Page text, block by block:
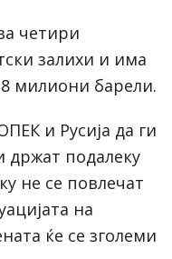
четири
залихи и има
милиони барели.
и Русија да ги
држат подалеку
не се повлечат
на
ќе се зголеми